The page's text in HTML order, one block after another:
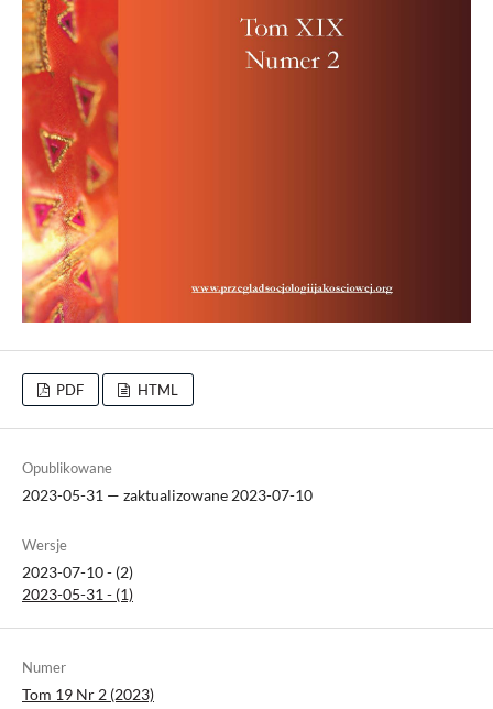
PDF HTML
Opublikowane
2023-05-31 — zaktualizowane 2023-07-10
Wersje
2023-07-10 - (2)
2023-05-31 - (1)
Numer
Tom 19 Nr 2 (2023)